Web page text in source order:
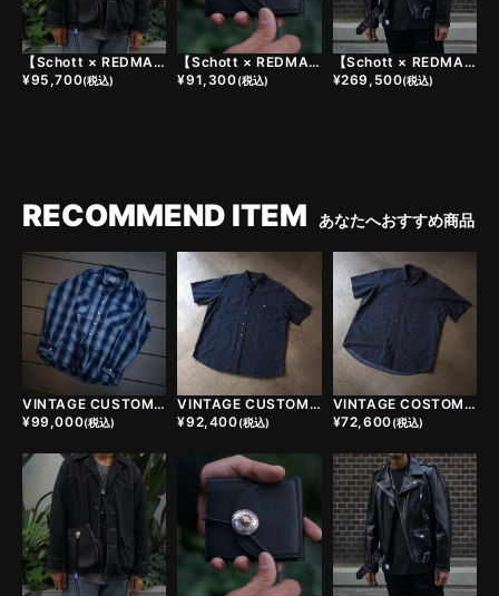
【Schott × REDMAN.】CUSTOM POUCH
¥95,700(税込)
【Schott × REDMAN.】CUSTOM WALLET
¥91,300(税込)
【Schott × REDMAN.】613UST ONESTAR TALL CUSTOM JACKET - BASIC【受注生産品】
¥269,500(税込)
RECOMMEND ITEM あなたへおすすめ商品
VINTAGE CUSTOM FLANNEL SHIRTS
¥99,000(税込)
VINTAGE CUSTOM SHIRTS
¥92,400(税込)
VINTAGE COSTOM SHIRTS
¥72,600(税込)